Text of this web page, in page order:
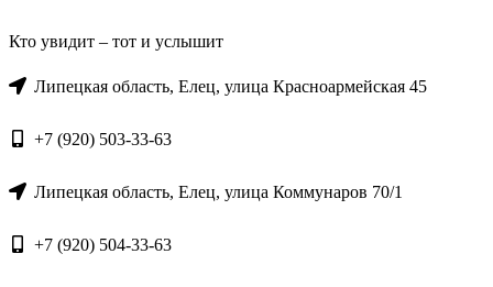
Кто увидит – тот и услышит
Липецкая область, Елец, улица Красноармейская 45
+7 (920) 503-33-63
Липецкая область, Елец, улица Коммунаров 70/1
+7 (920) 504-33-63